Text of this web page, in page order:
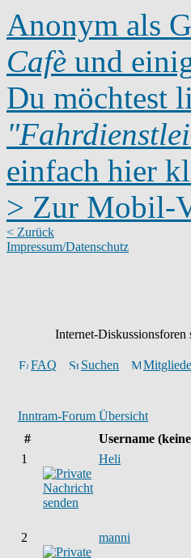
Anonym als
Cafè und
Du möchtest
einfach hier
> Zur Mobil-
< Zurück
Impressum/Datenschutz
Internet-
FAQ Suchen
Inntram-Forum Übersicht
#
Username
1
Heli
2 manni